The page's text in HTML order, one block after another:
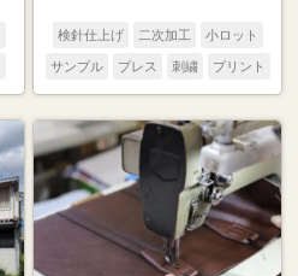
検針仕上げ 二次加工 小ロット
サンプル プレス 刺繍 プリント
縫製 裁断 パターン